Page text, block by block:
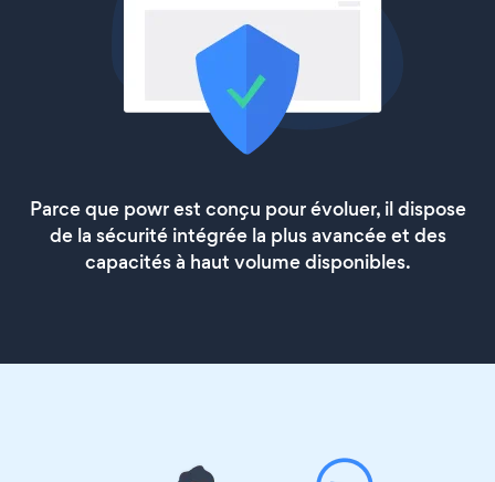
Parce que powr est conçu pour évoluer, il dispose
de la sécurité intégrée la plus avancée et des
capacités à haut volume disponibles.